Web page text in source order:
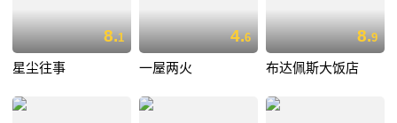
8.1
星尘往事
4.6
一屋两火
8.9
布达佩斯大饭店